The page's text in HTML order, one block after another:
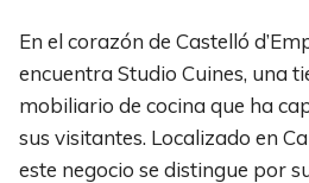
En el corazón de Castelló
encuentra Studio Cuines, una
mobiliario de cocina que ha
sus visitantes. Localizado en
este negocio se distingue por